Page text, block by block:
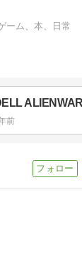
ーム、本、日常
前